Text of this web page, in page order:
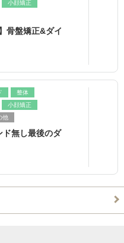
小顔矯正
骨盤矯正&ダイ
整体
小顔矯正
他
ド無し最後のダ